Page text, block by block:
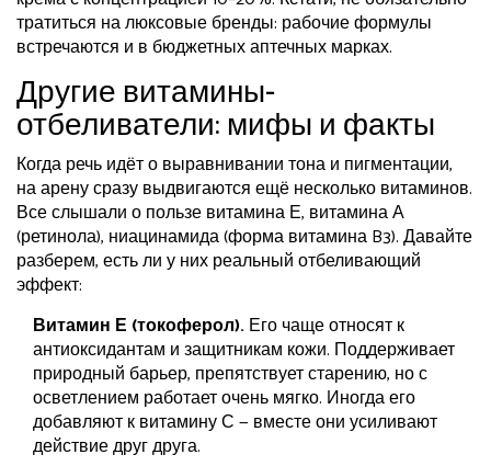
тратиться на люксовые бренды: рабочие формулы
встречаются и в бюджетных аптечных марках.
Другие витамины-
отбеливатели: мифы и факты
Когда речь идёт о выравнивании тона и пигментации,
на арену сразу выдвигаются ещё несколько витаминов.
Все слышали о пользе витамина Е, витамина А
(ретинола), ниацинамида (форма витамина B3). Давайте
разберем, есть ли у них реальный отбеливающий
эффект:
Витамин Е (токоферол). Его чаще относят к
антиоксидантам и защитникам кожи. Поддерживает
природный барьер, препятствует старению, но с
осветлением работает очень мягко. Иногда его
добавляют к витамину С — вместе они усиливают
действие друг друга.